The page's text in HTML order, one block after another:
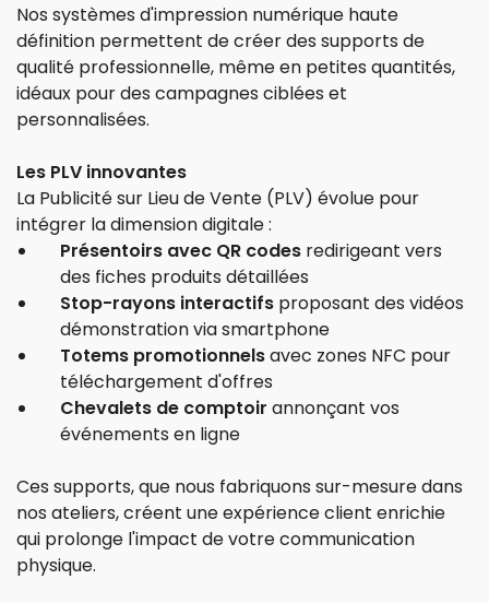
Nos systèmes d'impression numérique haute
définition permettent de créer des supports de
qualité professionnelle, même en petites quantités,
idéaux pour des campagnes ciblées et
personnalisées.
Les PLV innovantes
La Publicité sur Lieu de Vente (PLV) évolue pour
intégrer la dimension digitale :
Présentoirs avec QR codes redirigeant vers
des fiches produits détaillées
Stop-rayons interactifs proposant des vidéos
démonstration via smartphone
Totems promotionnelsavec zones NFC pour
téléchargement d'offres
Chevalets de comptoir annonçant vos
événements en ligne
Ces supports, que nous fabriquons sur-mesure dans
nos ateliers, créent une expérience client enrichie
qui prolonge l'impact de votre communication
physique.